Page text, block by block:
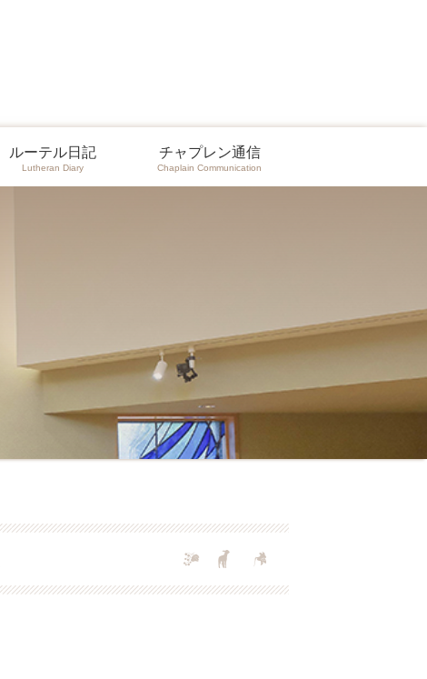
ルーテル日記
Lutheran Diary
チャプレン通信
Chaplain Communication